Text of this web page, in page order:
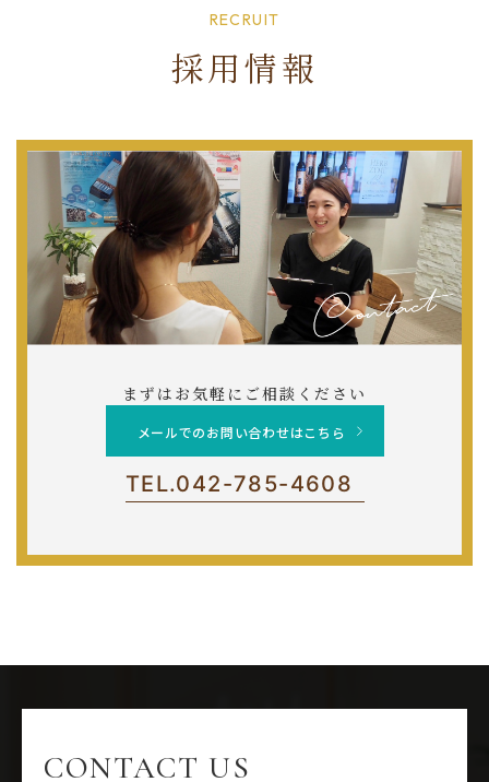
RECRUIT
採用情報
まずはお気軽にご相談ください
メールでのお問い合わせはこちら
TEL.042-785-4608
CONTACT US